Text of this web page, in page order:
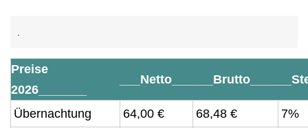
.
Preise
2026_______
___Netto___ ___Brutto____
Übernachtung 64,00 € 68,48 €
7%